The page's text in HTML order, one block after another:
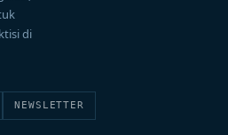
di
NEWSLETTER